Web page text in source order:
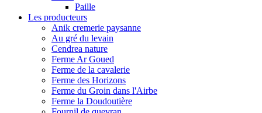
Paille
Les producteurs
Anik cremerie paysanne
Au gré du levain
Cendrea nature
Ferme Ar Goued
Ferme de la cavalerie
Ferme des Horizons
Ferme du Groin dans l'Airbe
Ferme la Doudoutière